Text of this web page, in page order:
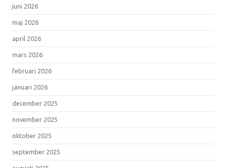
juni 2026
maj 2026
april 2026
mars 2026
februari 2026
januari 2026
december 2025
november 2025
oktober 2025
september 2025